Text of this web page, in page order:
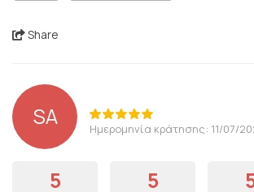
Share
SA Ημερομηνία κράτησης: 11/07/
5 5